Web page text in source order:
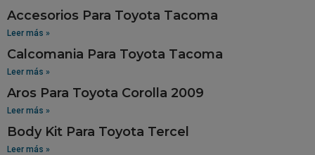
Accesorios Para Toyota Tacoma
Leer más »
Calcomania Para Toyota Tacoma
Leer más »
Aros Para Toyota Corolla 2009
Leer más »
Body Kit Para Toyota Tercel
Leer más »